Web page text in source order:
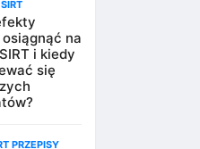
osiągnąć na
i kiedy
się
PRZEPISY